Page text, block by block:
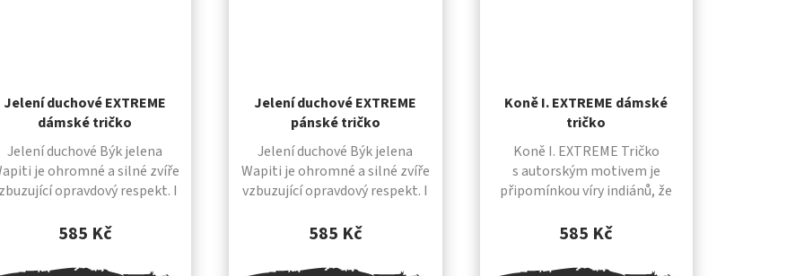
Jelení duchové EXTREME
dámské tričko
585 Kč
Jelení duchové Býk jelena
je ohromné a silné zvíře
opravdový respekt. I
jít s šípem v těle i přes dvě
Jelení duchové EXTREME
pánské tričko
585 Kč
Jelení duchové Býk jelena
Wapiti je ohromné a silné zvíře
vzbuzující opravdový respekt. I
jít s šípem v těle i přes dvě
Koně I. EXTREME dámské
tričko
585 Kč
Koně I. EXTREME Tričko
s autorským motivem je
připomínkou víry indiánů, že
zajistí mu ochranu, nebo
jezdce ke svému koni....